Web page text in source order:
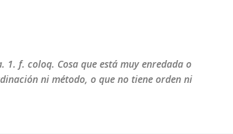
f. coloq. Cosa que está muy enredada o
ni método, o que no tiene orden ni